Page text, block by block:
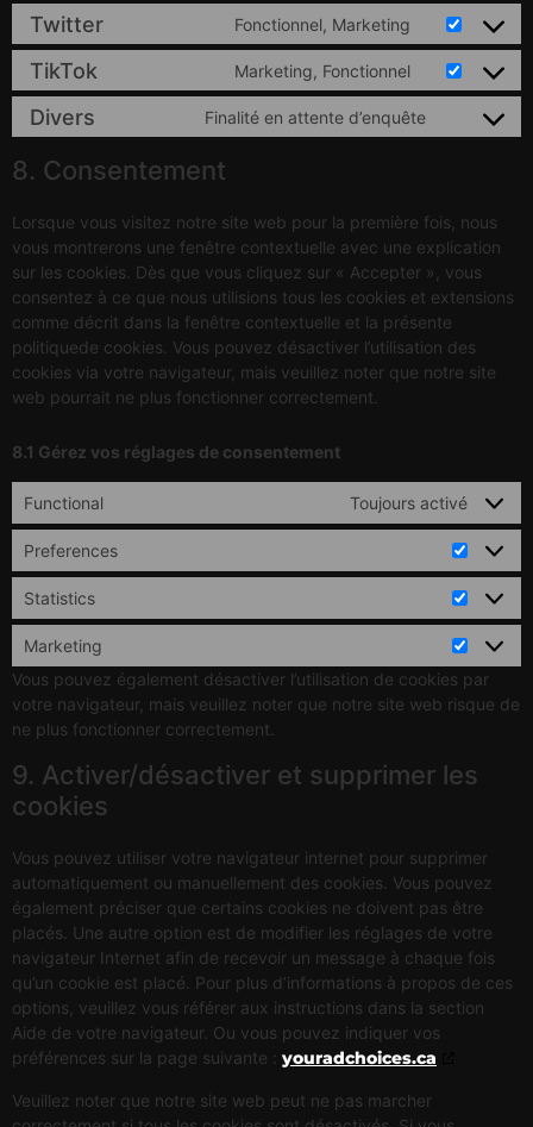
Twitter Fonctionnel, Marketing
TikTok Marketing, Fonctionnel
Divers Finalité en attente d’enquête
8. Consentement
Lorsque vous visitez notre site web pour la première fois, nous
vous montrerons une fenêtre contextuelle avec une explication
sur les cookies. Dès que vous cliquez sur « Accepter », vous
consentez à ce que nous utilisions tous les cookies et extensions
comme décrit dans la fenêtre contextuelle et la présente
politiquede cookies. Vous pouvez désactiver l’utilisation des
cookies via votre navigateur, mais veuillez noter que notre site
web pourrait ne plus fonctionner correctement.
8.1 Gérez vos réglages de consentement
Functional Toujours activé
Preferences
Statistics
Marketing
Vous pouvez également désactiver l’utilisation de cookies par
votre navigateur, mais veuillez noter que notre site web risque de
ne plus fonctionner correctement.
9. Activer/désactiver et supprimer les
cookies
Vous pouvez utiliser votre navigateur internet pour supprimer
automatiquement ou manuellement des cookies. Vous pouvez
également préciser que certains cookies ne doivent pas être
placés. Une autre option est de modifier les réglages de votre
navigateur Internet afin de recevoir un message à chaque fois
qu’un cookie est placé. Pour plus d’informations à propos de ces
options, veuillez vous référer aux instructions dans la section
Aide de votre navigateur. Ou vous pouvez indiquer vos
préférences sur la page suivante : youradchoices.ca
Veuillez noter que notre site web peut ne pas marcher